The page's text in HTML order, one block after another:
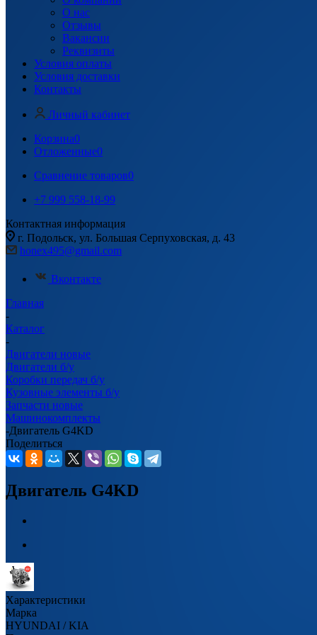
О нас
Отзывы
Вакансии
Реквизиты
Условия оплаты
Условия доставки
Контакты
Личный кабинет
Корзина0
Отложенные0
Сравнение товаров0
+7 999 558-18-99
Контактная информация
г. Подольск, ул. Большая Серпуховская, д. 43
honex495@gmail.com
Вконтакте
Главная
-
Каталог
-
Двигатели новые
Двигатели б/у
Коробки передач б/у
Кузовные элементы б/у
Запчасти новые
Машинокомплекты
-Двигатель G4KD
Поделиться
Двигатель G4KD
Характеристики
Марка
HYUNDAI / KIA